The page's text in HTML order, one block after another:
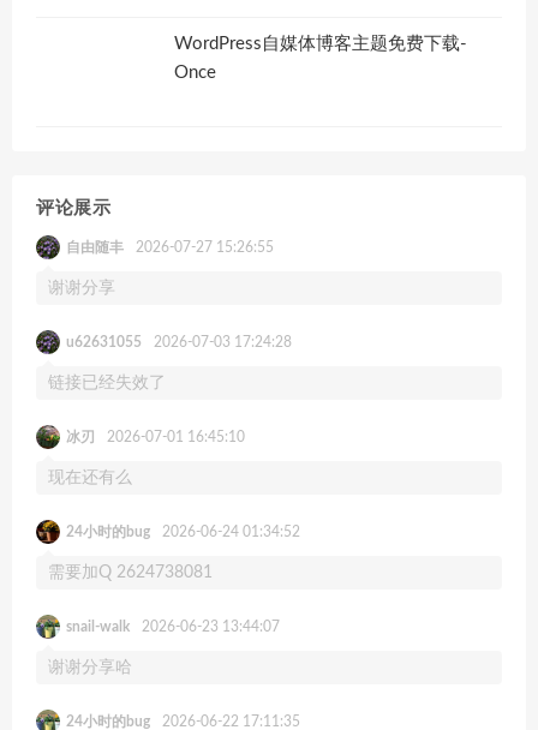
WordPress自媒体博客主题免费下载-
Once
评论展示
自由随丰 2026-07-27 15:26:55
谢谢分享
u62631055 2026-07-03 17:24:28
链接已经失效了
冰刃 2026-07-01 16:45:10
现在还有么
24小时的bug 2026-06-24 01:34:52
需要加Q 2624738081
snail-walk 2026-06-23 13:44:07
谢谢分享哈
24小时的bug 2026-06-22 17:11:35